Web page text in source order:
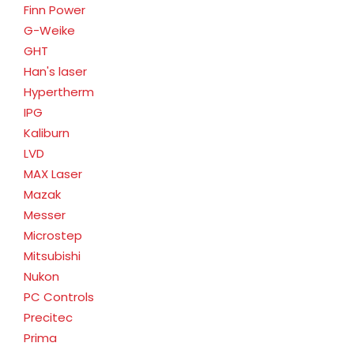
Finn Power
G-Weike
GHT
Han's laser
Hypertherm
IPG
Kaliburn
LVD
MAX Laser
Mazak
Messer
Microstep
Mitsubishi
Nukon
PC Controls
Precitec
Prima